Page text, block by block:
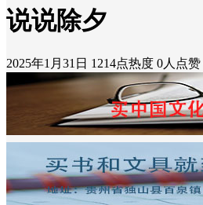
说说除夕
2025年1月31日 1214点热度 0人点赞